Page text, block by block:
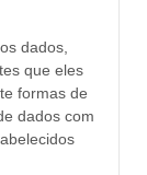
dados,
que eles
formas de
dados com